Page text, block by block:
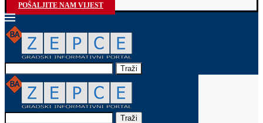
POŠALJITE NAM VIJEST
Traži
Traži